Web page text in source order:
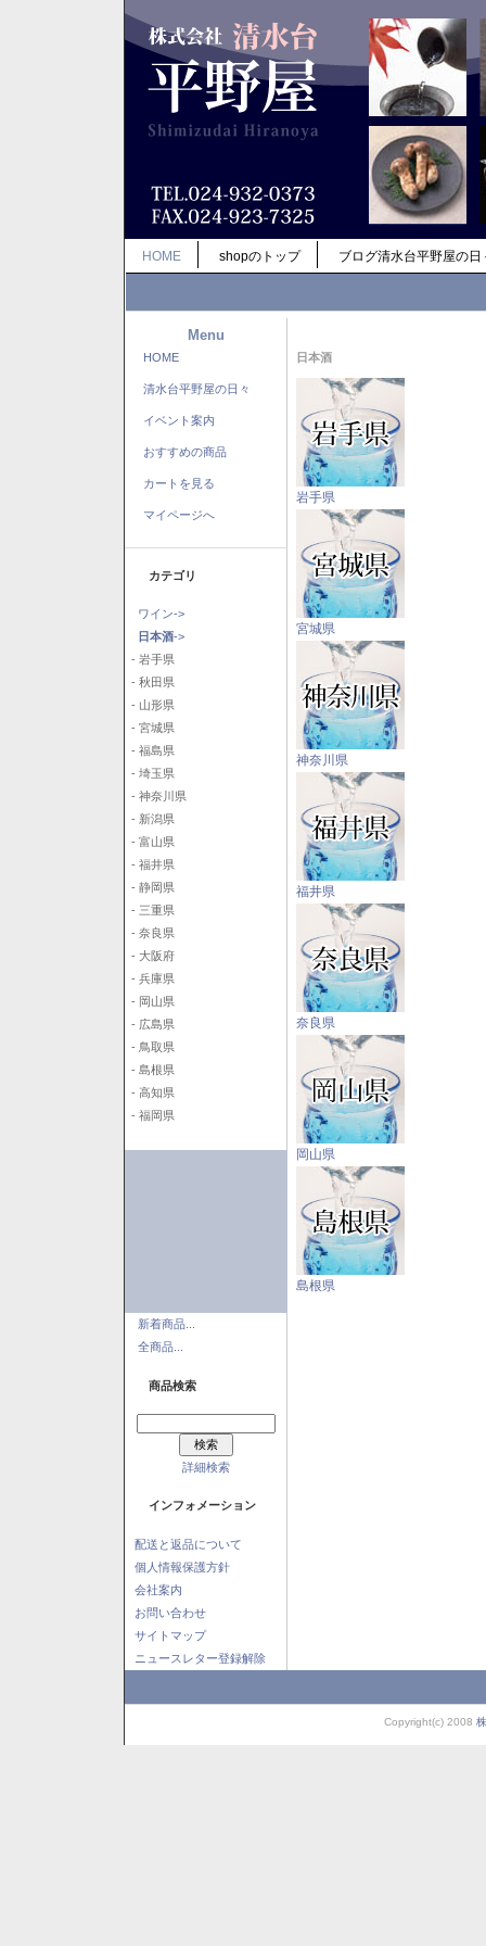
HOME shopのトップ ブログ清水台平野屋の日
Menu
HOME
清水台平野屋の日々
イベント案内
おすすめの商品
カートを見る
マイページへ
カテゴリ
ワイン->
日本酒->
- 岩手県
- 秋田県
- 山形県
- 宮城県
- 福島県
- 埼玉県
- 神奈川県
- 新潟県
- 富山県
- 福井県
- 静岡県
- 三重県
- 奈良県
- 大阪府
- 兵庫県
- 岡山県
- 広島県
- 鳥取県
- 島根県
- 高知県
- 福岡県
新着商品...
全商品...
商品検索
詳細検索
インフォメーション
配送と返品について
個人情報保護方針
会社案内
お問い合わせ
サイトマップ
ニュースレター登録解除
日本酒
岩手県
宮城県
神奈川県
福井県
奈良県
岡山県
島根県
Copyright(c) 2008